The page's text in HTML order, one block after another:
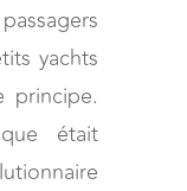
yachts
principe.
était